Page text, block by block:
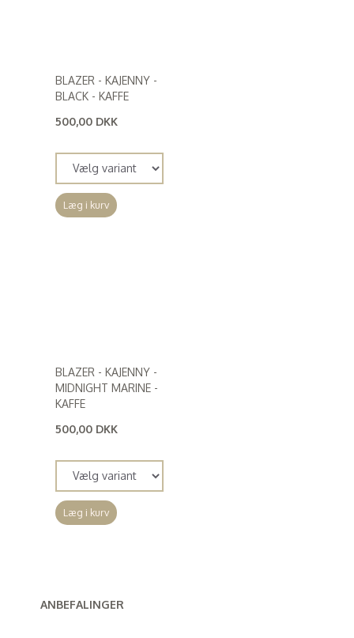
BLAZER - KAJENNY -
BLACK - KAFFE
500,00 DKK
Læg i kurv
BLAZER - KAJENNY -
MIDNIGHT MARINE -
KAFFE
500,00 DKK
Læg i kurv
ANBEFALINGER